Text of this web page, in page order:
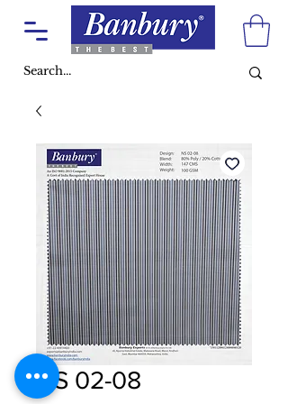
NS 02-08